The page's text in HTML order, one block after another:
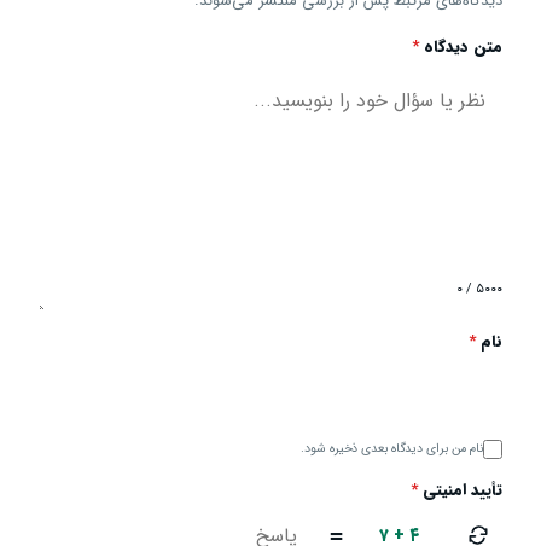
متن دیدگاه*
۰ / ۵۰۰۰
نام*
نام من برای دیدگاه بعدی ذخیره شود.
تأیید امنیتی*
۷ + ۴ =